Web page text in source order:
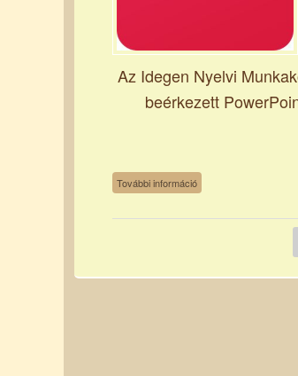
Az Idegen Nyelvi
beérkezett
További információ My Idol 2023